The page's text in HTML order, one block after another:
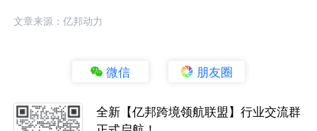
文章来源：亿邦动力
微信 朋友圈
全新【亿邦跨境领航联盟】行业交流群